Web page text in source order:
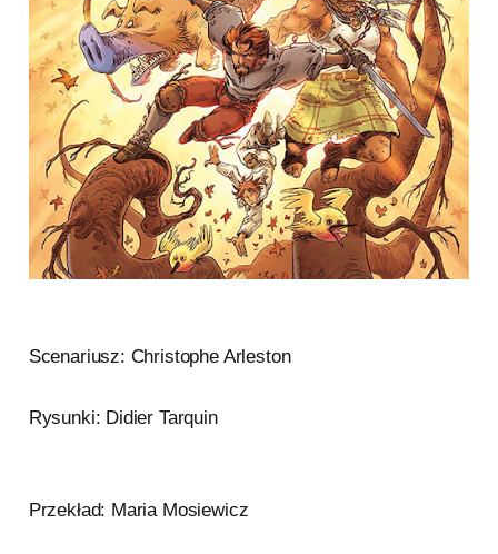
Scenariusz: Christophe Arleston
Rysunki: Didier Tarquin
Przekład: Maria Mosiewicz